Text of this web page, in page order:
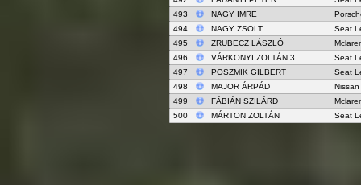
493
NAGY IMRE
494
NAGY ZSOLT
Seat
495
ZRUBECZ LÁSZLÓ
496
VÁRKONYI ZOLTÁN 3
Seat
497
POSZMIK GILBERT
Seat
498
MAJOR ÁRPÁD
Nissan
499
FÁBIÁN SZILÁRD
500
MÁRTON ZOLTÁN Seat